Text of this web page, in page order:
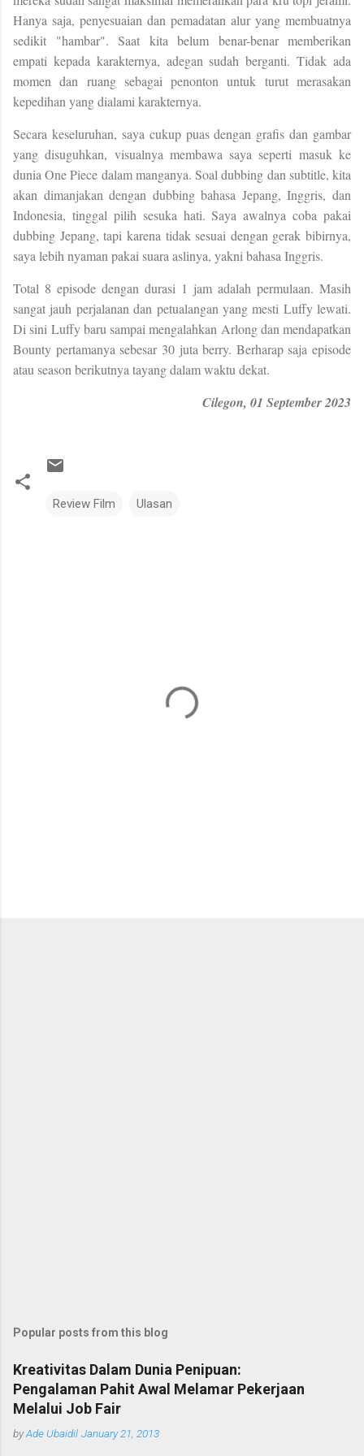
Hanya saja, penyesuaian dan pemadatan alur yang membuatnya
sedikit "hambar". Saat kita belum benar-benar memberikan
empati kepada karakternya, adegan sudah berganti. Tidak ada
momen dan ruang sebagai penonton untuk turut merasakan
kepedihan yang dialami karakternya.
Secara keseluruhan, saya cukup puas dengan grafis dan gambar
yang disuguhkan, visualnya membawa saya seperti masuk ke
dunia One Piece dalam manganya. Soal dubbing dan subtitle, kita
akan dimanjakan dengan dubbing bahasa Jepang, Inggris, dan
Indonesia, tinggal pilih sesuka hati. Saya awalnya coba pakai
dubbing Jepang, tapi karena tidak sesuai dengan gerak bibirnya,
saya lebih nyaman pakai suara aslinya, yakni bahasa Inggris.
Total 8 episode dengan durasi 1 jam adalah permulaan. Masih
sangat jauh perjalanan dan petualangan yang mesti Luffy lewati.
Di sini Luffy baru sampai mengalahkan Arlong dan mendapatkan
Bounty pertamanya sebesar 30 juta berry. Berharap saja episode
atau season berikutnya tayang dalam waktu dekat.
Cilegon, 01 September 2023
Review Film Ulasan
Popular posts from this blog
Kreativitas Dalam Dunia Penipuan:
Pengalaman Pahit Awal Melamar Pekerjaan
Melalui Job Fair
byAde Ubaidil January 21, 2013